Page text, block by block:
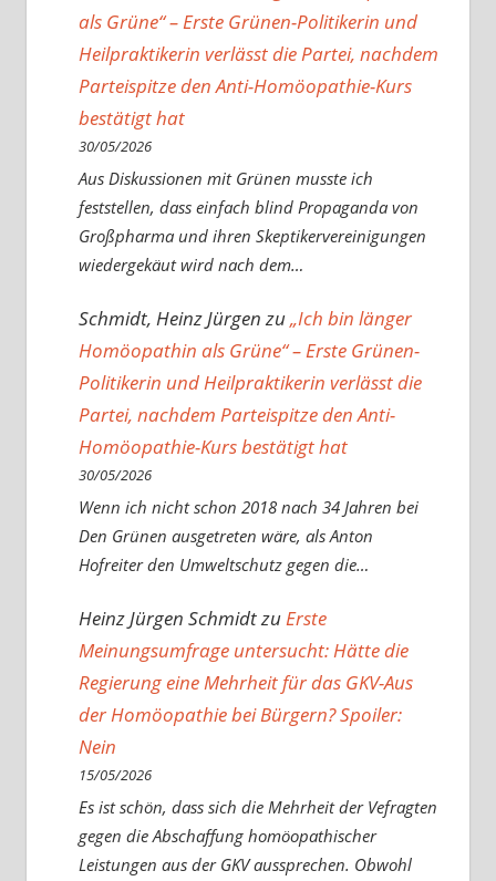
als Grüne“ – Erste Grünen-Politikerin und
Heilpraktikerin verlässt die Partei, nachdem
Parteispitze den Anti-Homöopathie-Kurs
bestätigt hat
30/05/2026
Aus Diskussionen mit Grünen musste ich
feststellen, dass einfach blind Propaganda von
Großpharma und ihren Skeptikervereinigungen
wiedergekäut wird nach dem…
Schmidt, Heinz Jürgenzu„Ich bin länger
Homöopathin als Grüne“ – Erste Grünen-
Politikerin und Heilpraktikerin verlässt die
Partei, nachdem Parteispitze den Anti-
Homöopathie-Kurs bestätigt hat
30/05/2026
Wenn ich nicht schon 2018 nach 34 Jahren bei
Den Grünen ausgetreten wäre, als Anton
Hofreiter den Umweltschutz gegen die…
Heinz Jürgen SchmidtzuErste
Meinungsumfrage untersucht: Hätte die
Regierung eine Mehrheit für das GKV-Aus
der Homöopathie bei Bürgern? Spoiler:
Nein
15/05/2026
Es ist schön, dass sich die Mehrheit der Vefragten
gegen die Abschaffung homöopathischer
Leistungen aus der GKV aussprechen. Obwohl